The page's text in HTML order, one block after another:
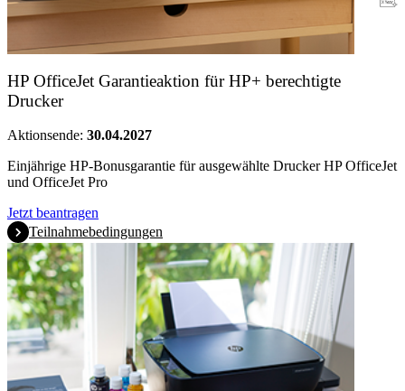
HP OfficeJet Garantieaktion für HP+ berechtigte
Drucker
Aktionsende: 30.04.2027
Einjährige HP-Bonusgarantie für ausgewählte Drucker HP OfficeJet
und OfficeJet Pro
Jetzt beantragen
Teilnahmebedingungen